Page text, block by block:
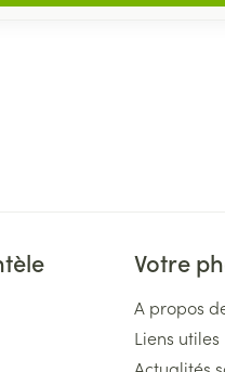
Votre
A propos
Liens utiles